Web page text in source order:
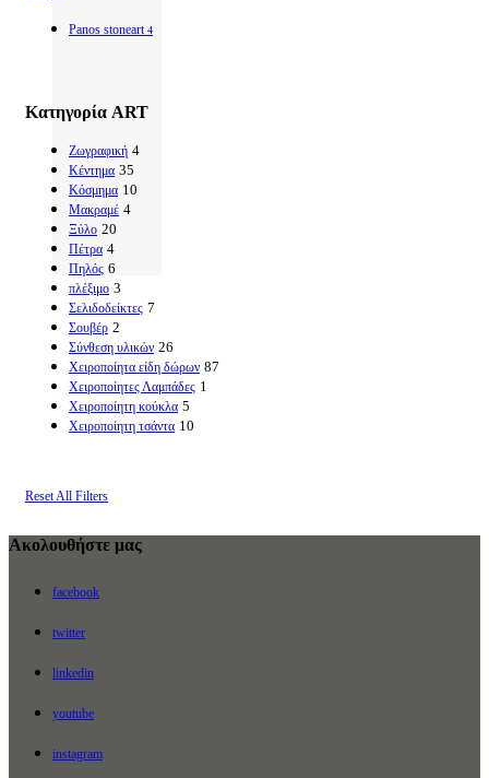
Panos stoneart 4
Κατηγορία ART
Ζωγραφική 4
Κέντημα 35
Κόσμημα 10
Μακραμέ 4
Ξύλο 20
Πέτρα 4
Πηλός 6
πλέξιμο 3
Σελιδοδείκτες 7
Σουβέρ 2
Σύνθεση υλικών 26
Χειροποίητα είδη δώρων 87
Χειροποίητες Λαμπάδες 1
Χειροποίητη κούκλα 5
Χειροποίητη τσάντα 10
Reset All Filters
Ακολουθήστε μας
facebook
twitter
linkedin
youtube
instagram